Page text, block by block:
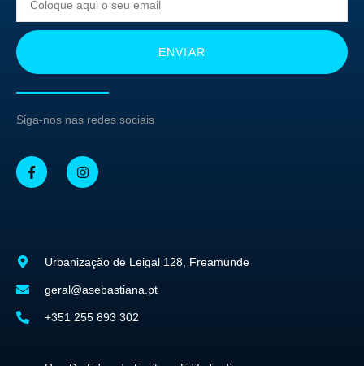
ENVIAR
Siga-nos nas redes sociais
Urbanização de Leigal 128, Freamunde
geral@asebastiana.pt
+351 255 893 302